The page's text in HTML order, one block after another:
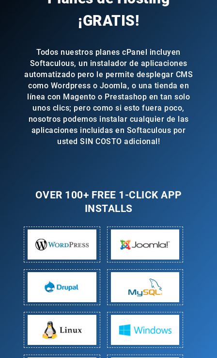
¡GRATIS!
Todos nuestros planes cPanel incluyen
Softaculous, un instalador de aplicaciones
automatizado pero le permite desplegar CMS
como Wordpress o Joomla, o una tienda en
línea con Magento o Prestashop en tan solo
unos clics; pero como si esto fuera poco,
nosotros podemos instalar cualquier de las
aplicaciones incluidas en Softaculous por
usted SIN COSTO adicional!
OVER 100+ FREE 1-CLICK APP
INSTALLS